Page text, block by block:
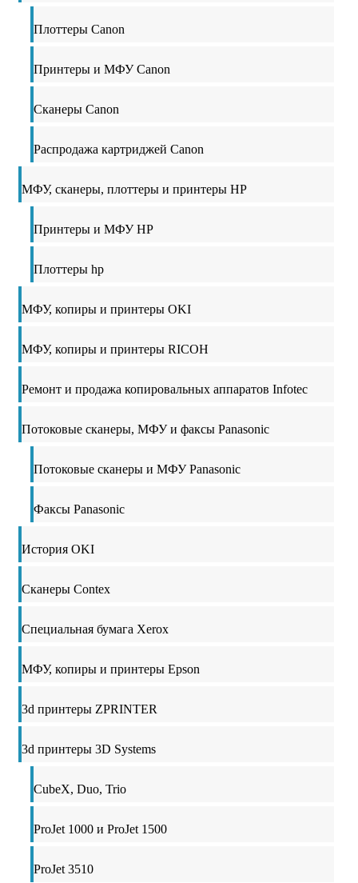
Плоттеры Canon
Принтеры и МФУ Canon
Сканеры Canon
Распродажа картриджей Canon
МФУ, сканеры, плоттеры и принтеры HP
Принтеры и МФУ HP
Плоттеры hp
МФУ, копиры и принтеры OKI
МФУ, копиры и принтеры RICOH
Ремонт и продажа копировальных аппаратов Infotec
Потоковые сканеры, МФУ и факсы Panasonic
Потоковые сканеры и МФУ Panasonic
Факсы Panasonic
История OKI
Сканеры Contex
Специальная бумага Xerox
МФУ, копиры и принтеры Epson
3d принтеры ZPRINTER
3d принтеры 3D Systems
CubeX, Duo, Trio
ProJet 1000 и ProJet 1500
ProJet 3510